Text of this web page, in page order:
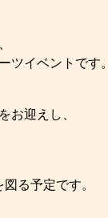
ツイベントです。
お迎えし、
る予定です。